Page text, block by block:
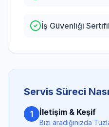
İş Güvenliği
Servis Süreci
1 İletişim & Keşif
Bizi aradığınızda